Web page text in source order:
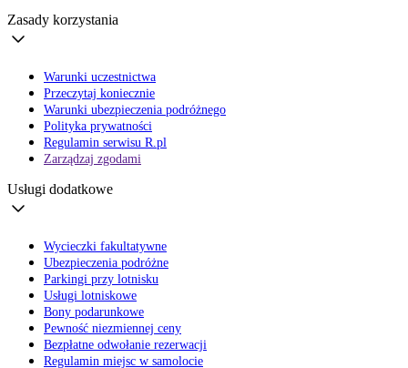
Zasady korzystania
Warunki uczestnictwa
Przeczytaj koniecznie
Warunki ubezpieczenia podróżnego
Polityka prywatności
Regulamin serwisu R.pl
Zarządzaj zgodami
Usługi dodatkowe
Wycieczki fakultatywne
Ubezpieczenia podróżne
Parkingi przy lotnisku
Usługi lotniskowe
Bony podarunkowe
Pewność niezmiennej ceny
Bezpłatne odwołanie rezerwacji
Regulamin miejsc w samolocie